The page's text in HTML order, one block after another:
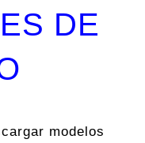
DE
modelos